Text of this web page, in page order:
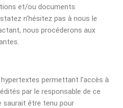
et/ou documents
n’hésitez pas à nous le
nous procéderons aux
permettant l’accès à
par le responsable de ce
saurait être tenu pour